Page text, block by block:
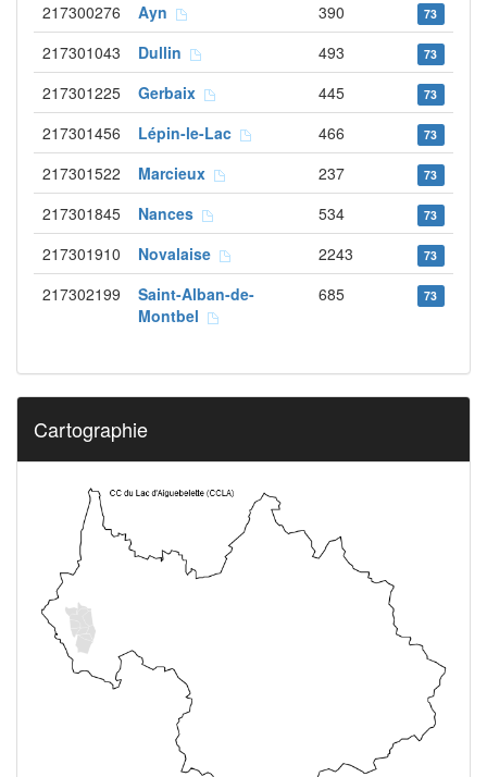
217300276 Ayn 390 73
217301043 Dullin 493 73
217301225 Gerbaix 445 73
217301456 Lépin-le-Lac 466 73
217301522 Marcieux 237 73
217301845 Nances 534 73
217301910 Novalaise 2243 73
217302199
Saint-Alban-de-
Montbel
685 73
Cartographie